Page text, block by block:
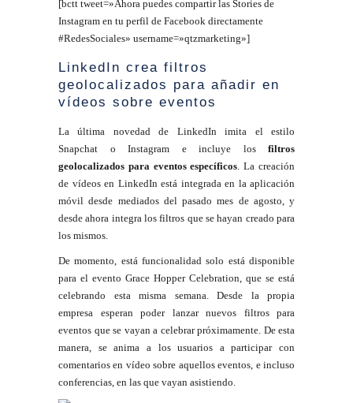
[bctt tweet=»Ahora puedes compartir las Stories de
Instagram en tu perfil de Facebook directamente
#RedesSociales» username=»qtzmarketing»]
LinkedIn crea filtros
geolocalizados para añadir en
vídeos sobre eventos
La última novedad de LinkedIn imita el estilo
Snapchat o Instagram e incluye los filtros
geolocalizados para eventos específicos . La creación
de vídeos en LinkedIn está integrada en la aplicación
móvil desde mediados del pasado mes de agosto, y
desde ahora integra los filtros que se hayan creado para
los mismos.
De momento, está funcionalidad solo está disponible
para el evento Grace Hopper Celebration, que se está
celebrando esta misma semana. Desde la propia
empresa esperan poder lanzar nuevos filtros para
eventos que se vayan a celebrar próximamente. De esta
manera, se anima a los usuarios a participar con
comentarios en vídeo sobre aquellos eventos, e incluso
conferencias, en las que vayan asistiendo.